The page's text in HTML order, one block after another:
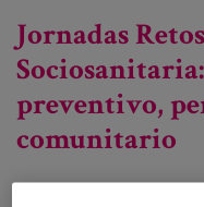
Jornadas
preventivo,
comunitario